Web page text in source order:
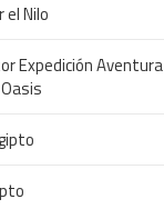
el Nilo
Expedición Aventura